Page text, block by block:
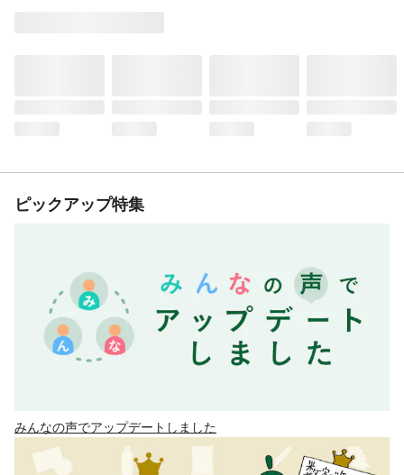
ピックアップ特集
みんなの声でアップデートしました